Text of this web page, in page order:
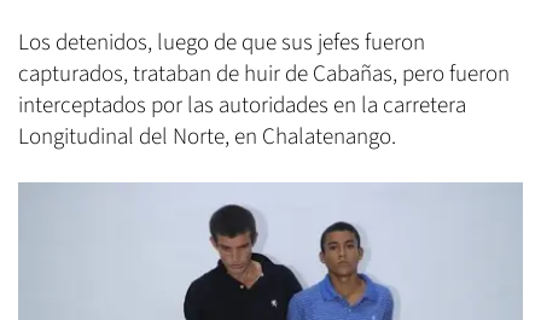
Los detenidos, luego de que sus jefes fueron
capturados, trataban de huir de Cabañas, pero fueron
interceptados por las autoridades en la carretera
Longitudinal del Norte, en Chalatenango.